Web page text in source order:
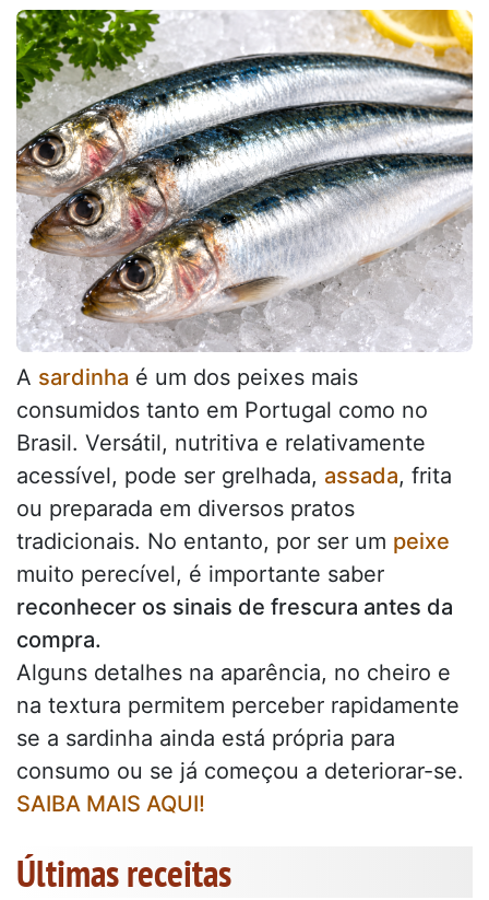
A sardinha é um dos peixes mais
consumidos tanto em Portugal como no
Brasil. Versátil, nutritiva e relativamente
acessível, pode ser grelhada, assada, frita
ou preparada em diversos pratos
tradicionais. No entanto, por ser um peixe
muito perecível, é importante saber
reconhecer os sinais de frescura antes da
compra.
Alguns detalhes na aparência, no cheiro e
na textura permitem perceber rapidamente
se a sardinha ainda está própria para
consumo ou se já começou a deteriorar-se.
SAIBA MAIS AQUI!
Últimas receitas